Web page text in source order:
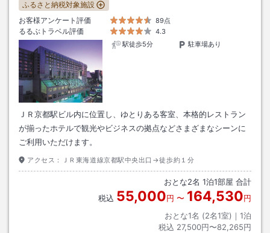
ふるさと納税対象施設
お客様アンケート評価
89点
るるぶトラベル評価
4.3
駅徒歩5分
駐車場あり
ＪＲ京都駅ビル内に位置し、ゆとりある客室、本格的レストラン
が揃ったホテルで観光やビジネスの拠点などさまざまなシーンに
ご利用いただけます。
アクセス： ＪＲ東海道線京都駅中央出口→徒歩約１分
おとな2名 1泊1部屋 合計
税込 55,000円 〜 164,530円
おとな1名 (2名1室)｜ 1泊
税込 27,500円〜82,265円